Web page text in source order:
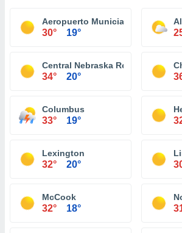
Aeropuerto Municial O'Neill
30° 19°
Central Nebraska Regional
34° 20°
Columbus
33° 19°
Lexington
32° 20°
McCook
32° 18°